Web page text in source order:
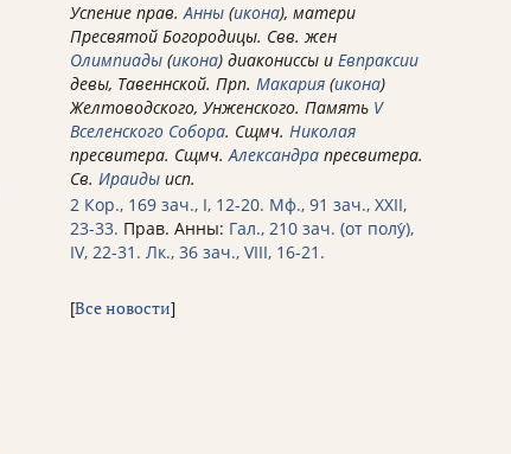
Успение прав.Анны (икона), матери
Пресвятой Богородицы. Свв. жен
Олимпиады (икона) диакониссы и Евпраксии
девы, Тавеннской. Прп. Макария (икона)
Желтоводского, Унженского. Память V
Вселенского Собора. Сщмч. Николая
пресвитера. Сщмч.Александра пресвитера.
Св. Ираиды исп.
2 Кор., 169 зач., I, 12-20. Мф., 91 зач., XXII,
23-33. Прав. Анны: Гал., 210 зач. (от полу́),
IV, 22-31. Лк., 36 зач., VIII, 16-21.
[Все новости]